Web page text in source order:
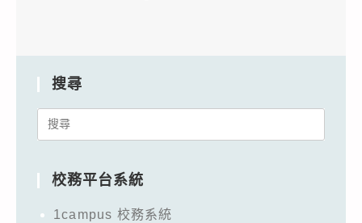
搜尋
Search
校務平台系統
1campus 校務系統